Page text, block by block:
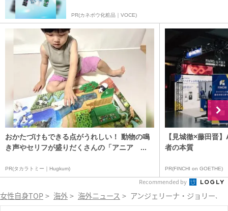
PR(カネボウ化粧品｜VOCE)
おかたづけもできる点がうれしい！ 動物の鳴
き声やセリフが盛りだくさんの「アニア ...
PR(タカラトミー｜Hugkum)
【見城徹×藤田晋
者の本質
PR(FINCHI on GOETHE)
Recommended by
女性自身TOP > 海外 > 海外ニュース > アンジェリーナ・ジョリー、